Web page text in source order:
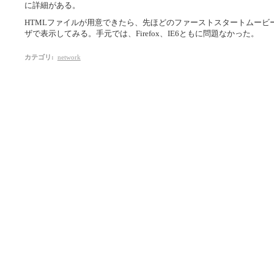
に詳細がある。
HTMLファイルが用意できたら、先ほどのファーストスタートムー
ザで表示してみる。手元では、Firefox、IE6ともに問題なかった。
カテゴリ : network